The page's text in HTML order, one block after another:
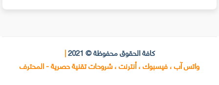
كافة الحقوق محفوظة © 2021 |
واتس آب ، فيسبوك ، أنترنت ، شروحات تقنية حصرية - المحترف